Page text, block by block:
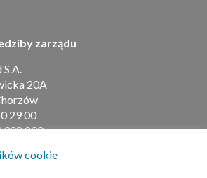
zarządu
20A
29 00
308 200
cookie